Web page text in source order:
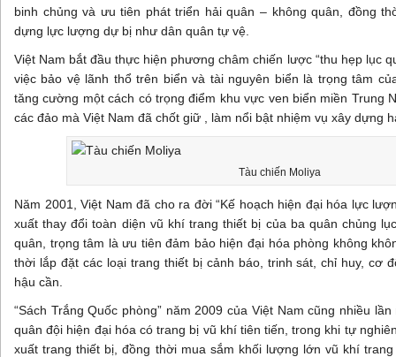
binh chủng và ưu tiên phát triển hải quân – không quân, đồng
dựng lực lượng dự bị như dân quân tự vệ.
Việt Nam bắt đầu thực hiện phương châm chiến lược “thu hẹp lục
việc bảo vệ lãnh thổ trên biển và tài nguyên biển là trọng tâm
tăng cường một cách có trọng điểm khu vực ven biển miền Trung
các đảo mà Việt Nam đã chốt giữ , làm nổi bật nhiệm vụ xây dựng
Tàu chiến Moliya
Năm 2001, Việt Nam đã cho ra đời “Kế hoạch hiện đại hóa lực
xuất thay đổi toàn diện vũ khí trang thiết bị của ba quân chủng
quân, trọng tâm là ưu tiên đảm bảo hiện đại hóa phòng không
thời lắp đặt các loại trang thiết bị cảnh báo, trinh sát, chỉ huy, cơ
hậu cần.
“Sách Trắng Quốc phòng” năm 2009 của Việt Nam cũng nhiều
quân đội hiện đại hóa có trang bị vũ khí tiên tiến, trong khi tự
xuất trang thiết bị, đồng thời mua sắm khối lượng lớn vũ khí